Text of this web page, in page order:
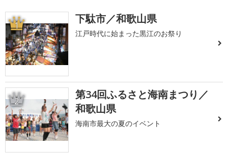
1 下駄市／和歌山県
江戸時代に始まった黒江のお祭り
2
第34回ふるさと海南まつり／
和歌山県
海南市最大の夏のイベント